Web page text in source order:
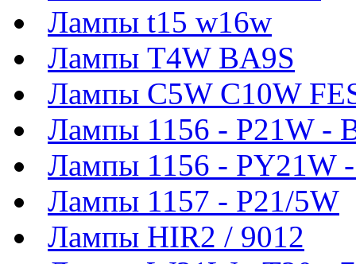
Лампы t15 w16w
Лампы T4W BA9S
Лампы C5W C10W
Лампы 1156 - P21W -
Лампы 1156 - PY21W
Лампы 1157 - P21/5W
Лампы HIR2 / 9012